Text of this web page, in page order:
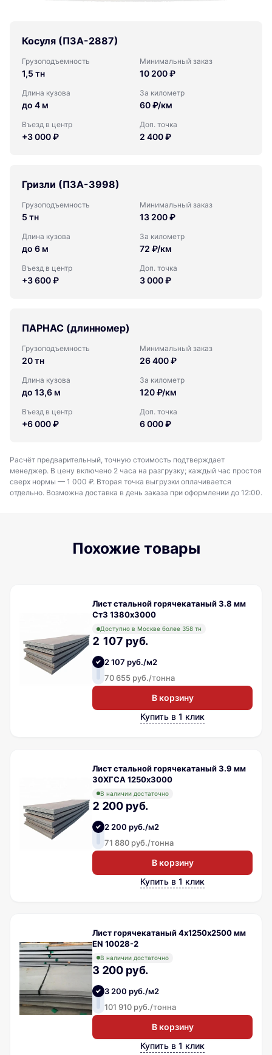
Косуля (ПЗА-2887)
Грузоподъемность
1,5 тн
Минимальный заказ
10 200 ₽
Длина кузова
до 4 м
За километр
60 ₽/км
Въезд в центр
+3 000 ₽
Доп. точка
2 400 ₽
Гризли (ПЗА-3998)
Грузоподъемность
5 тн
Минимальный заказ
13 200 ₽
Длина кузова
до 6 м
За километр
72 ₽/км
Въезд в центр
+3 600 ₽
Доп. точка
3 000 ₽
ПАРНАС (длинномер)
Грузоподъемность
20 тн
Минимальный заказ
26 400 ₽
Длина кузова
до 13,6 м
За километр
120 ₽/км
Въезд в центр
+6 000 ₽
Доп. точка
6 000 ₽
Расчёт предварительный, точную стоимость подтверждает
менеджер. В цену включено 2 часа на разгрузку; каждый час простоя
сверх нормы — 1 000 ₽. Вторая точка выгрузки оплачивается
отдельно. Возможна доставка в день заказа при оформлении до 12:00.
Похожие товары
Лист стальной горячекатаный 3.8 мм
Ст3 1380х3000
Доступно в Москве более 358 тн
2 107 руб.
2 107 руб./м2
70 655 руб./тонна
В корзину
Купить в 1 клик
Лист стальной горячекатаный 3.9 мм
30ХГСА 1250х3000
В наличии достаточно
2 200 руб.
2 200 руб./м2
71 880 руб./тонна
В корзину
Купить в 1 клик
Лист горячекатаный 4х1250х2500 мм
EN 10028-2
В наличии достаточно
3 200 руб.
3 200 руб./м2
101 910 руб./тонна
В корзину
Купить в 1 клик